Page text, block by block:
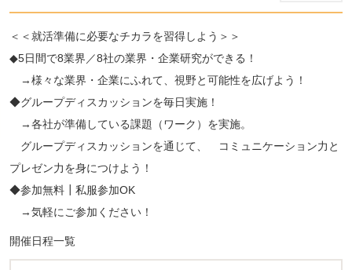
＜＜就活準備に必要なチカラを習得しよう＞＞
◆5日間で8業界／8社の業界・企業研究ができる！
→様々な業界・企業にふれて、視野と可能性を広げよう！
◆グループディスカッションを毎日実施！
→各社が準備している課題（ワーク）を実施。
グループディスカッションを通じて、 コミュニケーション力と
プレゼン力を身につけよう！
◆参加無料┃私服参加OK
→気軽にご参加ください！
開催日程一覧